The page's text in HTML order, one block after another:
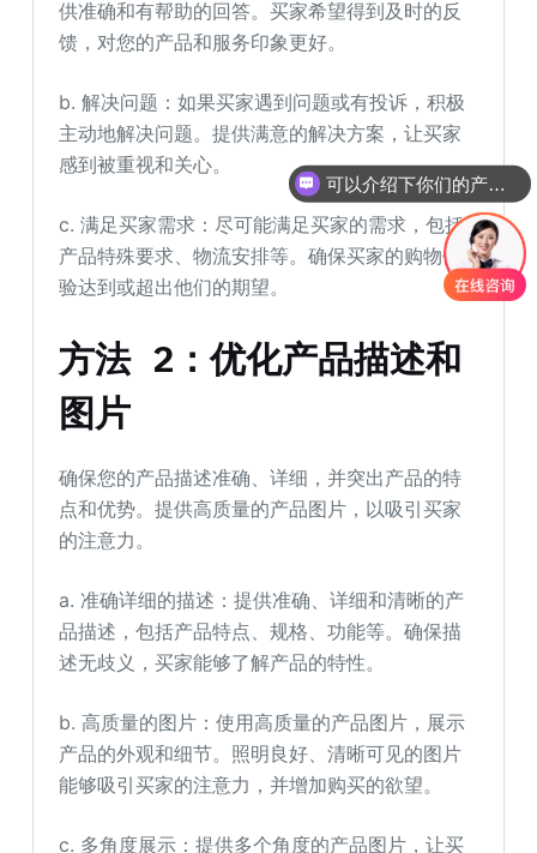
供准确和有帮助的回答。买家希望得到及时的反
馈，对您的产品和服务印象更好。
b. 解决问题：如果买家遇到问题或有投诉，积极
主动地解决问题。提供满意的解决方案，让买家
感到被重视和关心。
c. 满足买家需求：尽可能满足买家的需求，包括
产品特殊要求、物流安排等。确保买家的购物体
验达到或超出他们的期望。
方法 2：优化产品描述和
图片
确保您的产品描述准确、详细，并突出产品的特
点和优势。提供高质量的产品图片，以吸引买家
的注意力。
a. 准确详细的描述：提供准确、详细和清晰的产
品描述，包括产品特点、规格、功能等。确保描
述无歧义，买家能够了解产品的特性。
b. 高质量的图片：使用高质量的产品图片，展示
产品的外观和细节。照明良好、清晰可见的图片
能够吸引买家的注意力，并增加购买的欲望。
c. 多角度展示：提供多个角度的产品图片，让买
可以介绍下你们的产品么